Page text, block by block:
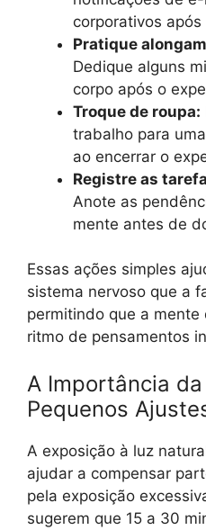
corporativos
Pratique
Dedique alguns
corpo após o
Troque de roupa:
trabalho para
ao encerrar o
Registre as
Anote as
mente antes de
Essas ações simples
sistema nervoso que a
permitindo que a
ritmo de pensamentos
A Importância
Pequenos
A exposição à luz
ajudar a compensar
pela exposição
sugerem que 15 a 30